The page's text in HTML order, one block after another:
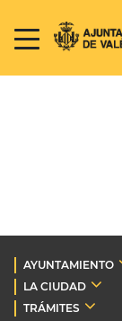
AYUNTAMIENTO
LA CIUDAD
TRÁMITES